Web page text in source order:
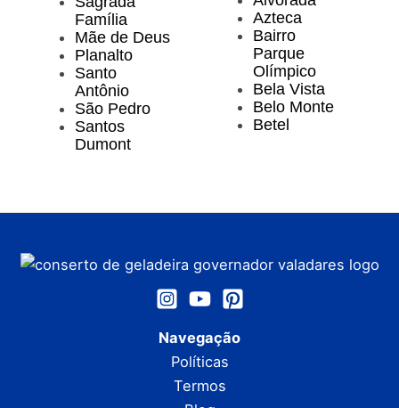
Família
Mãe de Deus
Planalto
Santo
Antônio
São Pedro
Santos
Dumont
Azteca
Bairro
Parque
Olímpico
Bela Vista
Belo Monte
Betel
Navegação
Políticas
Termos